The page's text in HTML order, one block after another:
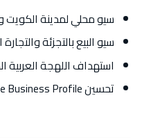
سيو محلي لمدينة الكويت
سيو البيع بالتجزئة
استهداف اللهجة العربية
تحسين Google Business Profile